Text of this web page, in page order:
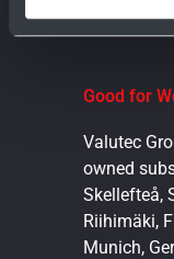
Good for
Valutec
owned
Skellefteå,
Riihimäki,
Munich,